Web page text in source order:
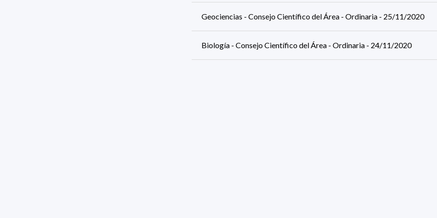
Geociencias - Consejo Científico del Área - Ordinaria - 25/11/2020
Biología - Consejo Científico del Área - Ordinaria - 24/11/2020